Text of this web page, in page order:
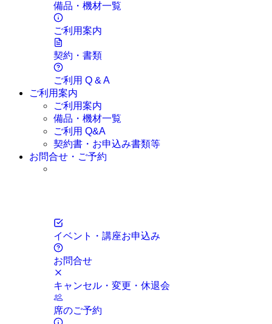
情報送信
備品・機材一覧
ご利用案内
契約・書類
ご利用 Q & A
ご利用案内
ご利用案内
備品・機材一覧
ご利用 Q&A
契約書・お申込み書類等
お問合せ・ご予約
イベント・講座お申込み
お問合せ
キャンセル・変更・休退会
席のご予約